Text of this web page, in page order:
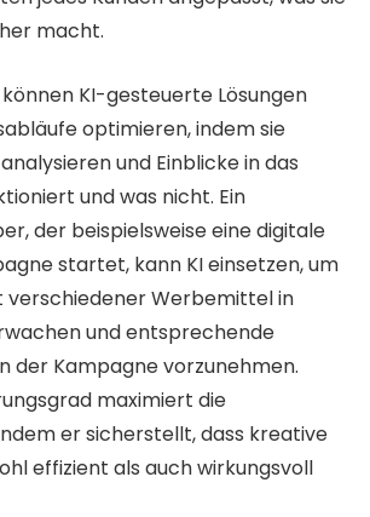
macht.
KI-gesteuerte Lösungen
optimieren, indem sie
und Einblicke in das
und was nicht. Ein
der beispielsweise eine digitale
startet, kann KI einsetzen, um
verschiedener Werbemittel in
und entsprechende
der Kampagne vorzunehmen.
maximiert die
er sicherstellt, dass kreative
effizient als auch wirkungsvoll